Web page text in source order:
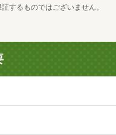
するものではございません。